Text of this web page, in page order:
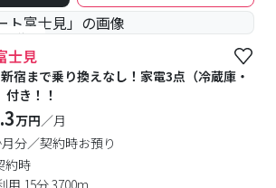
室待ち
士見
宿まで乗り換えなし！家電3点（冷蔵庫・
き！！
万円／月
分／契約時お預り
約時
用 15分 3700m